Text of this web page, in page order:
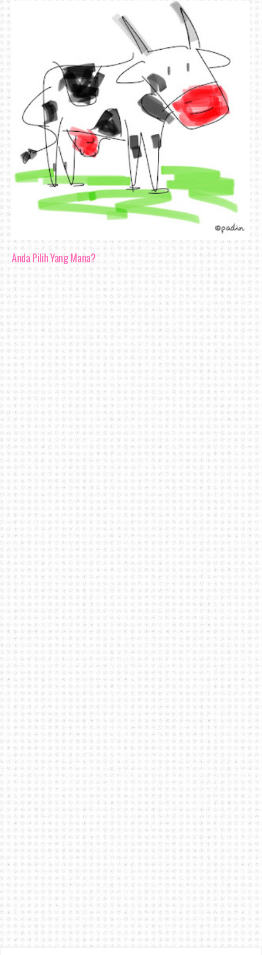
berharap Erza akan meneruskan usaha
dalam blogging, tambahan pula penulis
blog dan rajin melakukan promosi.
Pendapat aku mengenai blog ini, dari
sangat menarik. Kemas. Ringan. Dan
perubahan pada padanan warna, kerana
sesuai juga amat penting.
warna blogyang sesuai boleh membina
Ahah, jadi itu sahaja yang dapat aku
Erza. Blog bersifat peribadi, dan
bersantai membaca entry - entry yang di
Erza terus berjaya. Sedikit
merupakan pelajar Industrial
sesiapa yang berminat untuk
sendiri empunya badan hehe :D
Pendapat anda mengenai blogErza?
Terima Kasih ~ Datang Lagi
Anda Pilih Yang Mana?